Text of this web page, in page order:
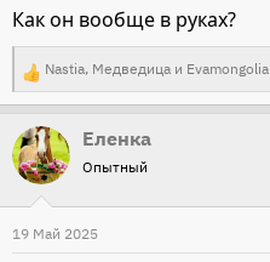
Как он вообще в руках?
Р
е
а
к
и
и
Nastia, Медведица и Evamongolia
Еленка
Опытный
19 Май 2025